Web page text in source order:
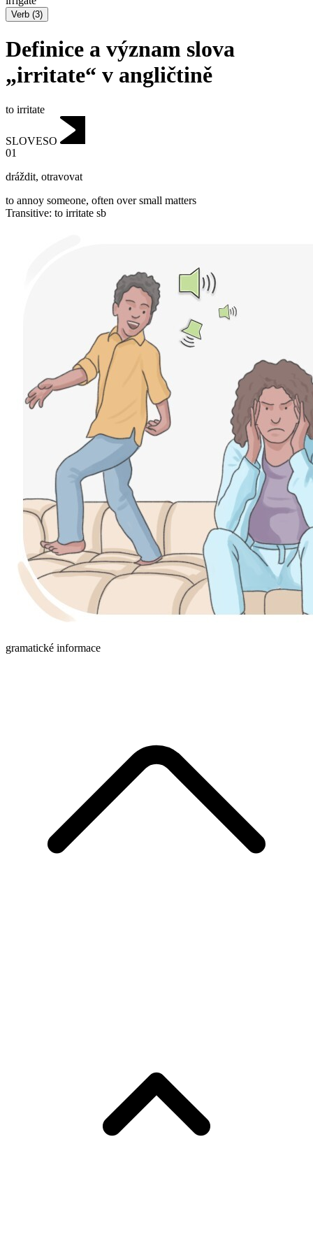
Verb (3)
Definice a význam slova
„irritate“ v angličtině
to irritate
SLOVESO
01
dráždit, otravovat
to annoy someone, often over small matters
Transitive: to irritate sb
gramatické informace